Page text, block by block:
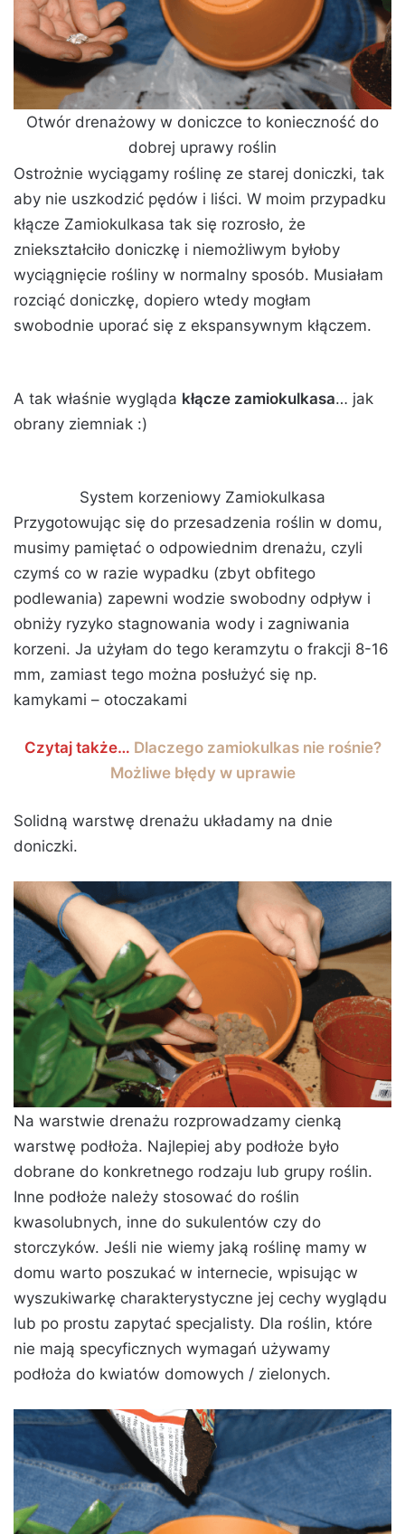
Otwór drenażowy w doniczce to konieczność do
dobrej uprawy roślin
Ostrożnie wyciągamy roślinę ze starej doniczki, tak
aby nie uszkodzić pędów i liści. W moim przypadku
kłącze Zamiokulkasa tak się rozrosło, że
zniekształciło doniczkę i niemożliwym byłoby
wyciągnięcie rośliny w normalny sposób. Musiałam
rozciąć doniczkę, dopiero wtedy mogłam
swobodnie uporać się z ekspansywnym kłączem.
A tak właśnie wygląda kłącze zamiokulkasa… jak
obrany ziemniak :)
System korzeniowy Zamiokulkasa
Przygotowując się do przesadzenia roślin w domu,
musimy pamiętać o odpowiednim drenażu, czyli
czymś co w razie wypadku (zbyt obfitego
podlewania) zapewni wodzie swobodny odpływ i
obniży ryzyko stagnowania wody i zagniwania
korzeni. Ja użyłam do tego keramzytu o frakcji 8-16
mm, zamiast tego można posłużyć się np.
kamykami – otoczakami
Czytaj także… Dlaczego zamiokulkas nie rośnie?
Możliwe błędy w uprawie
Solidną warstwę drenażu układamy na dnie
doniczki.
Na warstwie drenażu rozprowadzamy cienką
warstwę podłoża. Najlepiej aby podłoże było
dobrane do konkretnego rodzaju lub grupy roślin.
Inne podłoże należy stosować do roślin
kwasolubnych, inne do sukulentów czy do
storczyków. Jeśli nie wiemy jaką roślinę mamy w
domu warto poszukać w internecie, wpisując w
wyszukiwarkę charakterystyczne jej cechy wyglądu
lub po prostu zapytać specjalisty. Dla roślin, które
nie mają specyficznych wymagań używamy
podłoża do kwiatów domowych / zielonych.